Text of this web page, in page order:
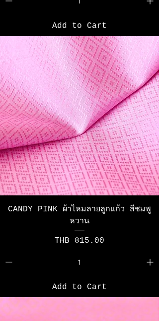
Add to Cart
CANDY PINK ผ้าไหมลายลูกแก้ว สีชมพู
หวาน
Price
THB 815.00
Add to Cart